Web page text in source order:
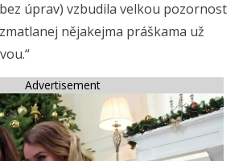
úprav) vzbudila velkou pozornost
nějakejma práškama už
Advertisement